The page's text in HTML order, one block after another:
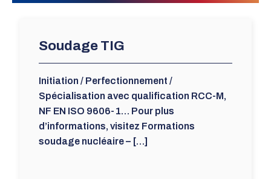
Soudage TIG
Initiation / Perfectionnement /
Spécialisation avec qualification RCC-M,
NF EN ISO 9606-1… Pour plus
d’informations, visitez Formations
soudage nucléaire – […]